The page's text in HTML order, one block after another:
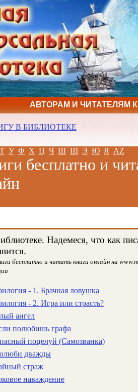
АВТОРАМ И ЧИТАТЕЛЯМ
В БИБЛИОТЕКЕ
Т У Ф Х Ц Ч Ш Щ Э Ю Я AZ
бесплатно и
Надемеся, что как
бесплатно и читать книги онлайн на
- 1. Брачная ловушка
- 2. Игра или страсть?
ангел
полюбишь графа
поцелуй (Самозванка)
дважды
страж
наваждение